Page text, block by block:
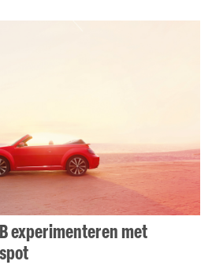
experimenteren met